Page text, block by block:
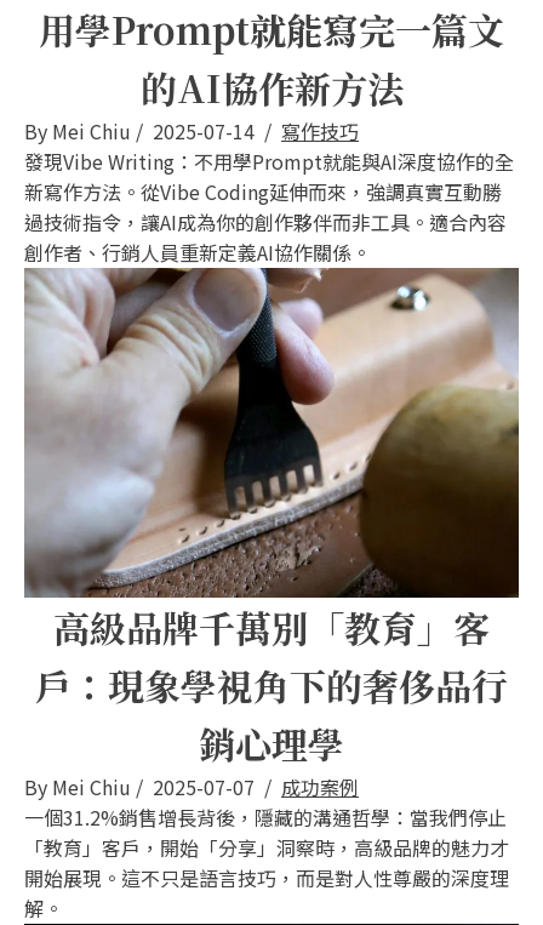
用學Prompt就能寫完一篇文
的AI協作新方法
By Mei Chiu / 2025-07-14 / 寫作技巧
發現Vibe Writing：不用學Prompt就能與AI深度協作的全
新寫作方法。從Vibe Coding延伸而來，強調真實互動勝
過技術指令，讓AI成為你的創作夥伴而非工具。適合內容
創作者、行銷人員重新定義AI協作關係。
高級品牌千萬別「教育」客
戶：現象學視角下的奢侈品行
銷心理學
By Mei Chiu / 2025-07-07 / 成功案例
一個31.2%銷售增長背後，隱藏的溝通哲學：當我們停止
「教育」客戶，開始「分享」洞察時，高級品牌的魅力才
開始展現。這不只是語言技巧，而是對人性尊嚴的深度理
解。